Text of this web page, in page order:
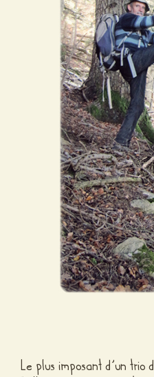
Le plus imposant d’un